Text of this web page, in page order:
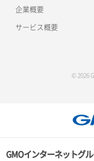
企業概要
サービス概要
© 2026
GMOインターネットグ